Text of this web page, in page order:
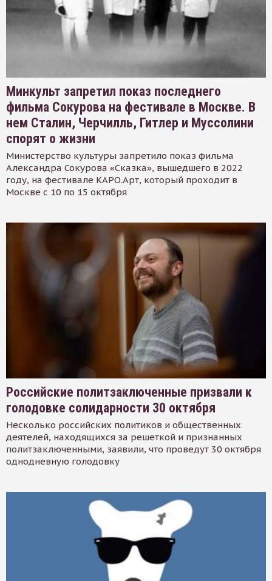
Минкульт запретил показ последнего
фильма Сокурова на фестивале в Москве. В
нем Сталин, Черчилль, Гитлер и Муссолини
спорят о жизни
Министерство культуры запретило показ фильма
Александра Сокурова «Сказка», вышедшего в 2022
году, на фестивале КАРО.Арт, который проходит в
Москве с 10 по 15 октября
Российские политзаключенные призвали к
голодовке солидарности 30 октября
Несколько российских политиков и общественных
деятелей, находящихся за решеткой и признанных
политзаключенными, заявили, что проведут 30 октября
однодневную голодовку